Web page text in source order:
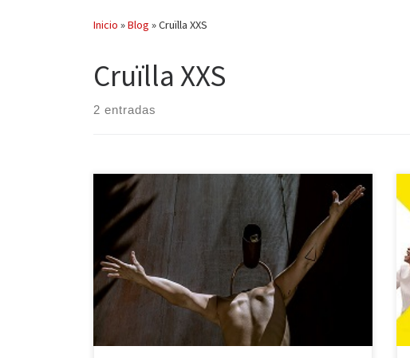
Inicio »Blog »Cruïlla XXS
Cruïlla XXS
2 entradas
El Cruïlla XXS arranca este mes de julio con las nuevas
líneas de programación dentro del festival que
incluyen también las artes escénicas. El primero de los
espectáculos de esta sección ha sido el de la
compañía Miquel Barcelona, [Kórps], una pieza de
danza contemporánea que hibrida distintos
lenguajes, en […]